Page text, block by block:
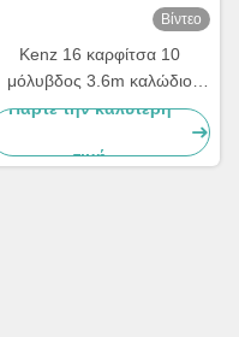
Βίντεο
Kenz 16 καρφίτσα 10
μόλυβδος 3.6m καλώδιο
EKG με το τέλος 63050074
μπανανών 63050075 PC-
104
Πάρτε την καλύτερη
τιμή